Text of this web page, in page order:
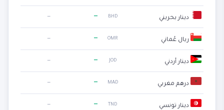
دينار بحريني BHD
—
—
ريال عُماني OMR
—
—
دينار أردني JOD
—
—
درهم مغربي MAD
—
—
دينار تونسي TND
—
—